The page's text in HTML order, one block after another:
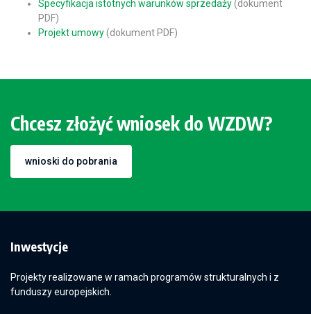
Specyfikacja istotnych warunków sprzedaży(dokument
PDF)
Projekt umowy(dokument PDF)
Chcesz złożyć wniosek do WZDW?
wnioski do pobrania
Inwestycje
Projekty realizowane w ramach programów strukturalnych i z
funduszy europejskich.